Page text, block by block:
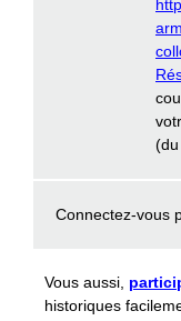
Connectez-vous
Vous aussi,
historiques